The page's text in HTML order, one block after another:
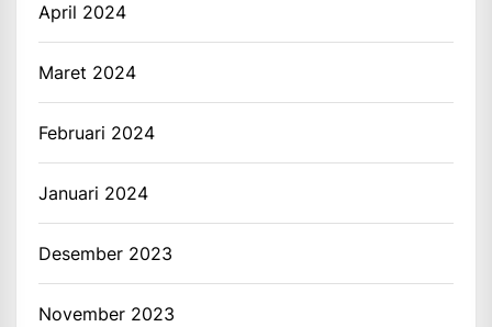
April 2024
Maret 2024
Februari 2024
Januari 2024
Desember 2023
November 2023